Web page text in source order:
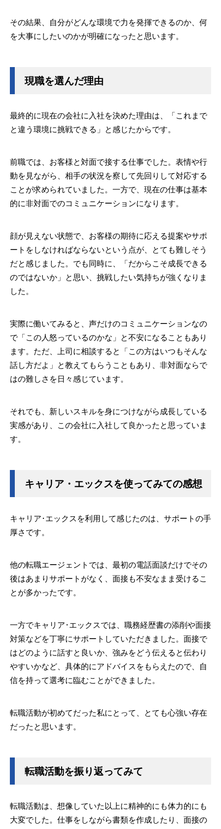
その結果、自分がどんな環境で力を発揮できるのか、何
を大事にしたいのかが明確になったと思います。
現職を選んだ理由
最終的に現在の会社に入社を決めた理由は、「これまで
と違う環境に挑戦できる」と感じたからです。
前職では、お客様と対面で接する仕事でした。表情や行
動を見ながら、相手の状況を察して先回りして対応する
ことが求められていました。一方で、現在の仕事は基本
的に非対面でのコミュニケーションになります。
顔が見えない状態で、お客様の期待に応える提案やサポ
ートをしなければならないという点が、とても難しそう
だと感じました。でも同時に、「だからこそ成長できる
のではないか」と思い、挑戦したい気持ちが強くなりま
した。
実際に働いてみると、声だけのコミュニケーションなの
で「この人怒っているのかな」と不安になることもあり
ます。ただ、上司に相談すると「この方はいつもそんな
話し方だよ」と教えてもらうこともあり、非対面ならで
はの難しさを日々感じています。
それでも、新しいスキルを身につけながら成長している
実感があり、この会社に入社して良かったと思っていま
す。
キャリア・エックスを使ってみての感想
キャリア･エックスを利用して感じたのは、サポートの手
厚さです。
他の転職エージェントでは、最初の電話面談だけでその
後はあまりサポートがなく、面接も不安なまま受けるこ
とが多かったです。
一方でキャリア･エックスでは、職務経歴書の添削や面接
対策などを丁寧にサポートしていただきました。面接で
はどのように話すと良いか、強みをどう伝えると伝わり
やすいかなど、具体的にアドバイスをもらえたので、自
信を持って選考に臨むことができました。
転職活動が初めてだった私にとって、とても心強い存在
だったと思います。
転職活動を振り返ってみて
転職活動は、想像していた以上に精神的にも体力的にも
大変でした。仕事をしながら書類を作成したり、面接の